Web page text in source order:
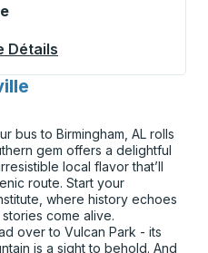
Détails
bus to Birmingham, AL rolls
gem offers a delightful
local flavor that’ll
route. Start your
where history echoes
come alive.
over to Vulcan Park - its
is a sight to behold. And